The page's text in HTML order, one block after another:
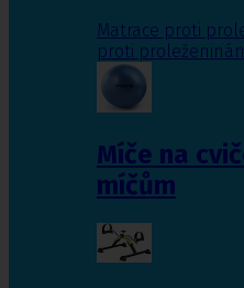
Matrace proti
proti
Míče na
míčům